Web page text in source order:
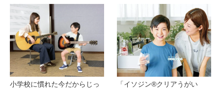
小学校に慣れた今だからじっ
「イソジン®クリアうがい